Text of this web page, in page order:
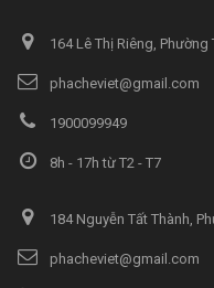
164 Lê Thị Riêng, Phường
phacheviet@gmail.com
1900099949
8h - 17h từ T2 - T7
184 Nguyễn Tất Thành,
phacheviet@gmail.com